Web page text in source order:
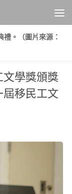
。（圖片來源：
文學獎頒獎
屆移民工文